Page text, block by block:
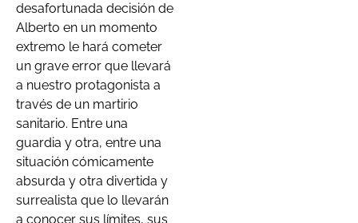
desafortunada decisión de
Alberto en un momento
extremo le hará cometer
un grave error que llevará
a nuestro protagonista a
través de un martirio
sanitario. Entre una
guardia y otra, entre una
situación cómicamente
absurda y otra divertida y
surrealista que lo llevarán
a conocer sus límites, sus